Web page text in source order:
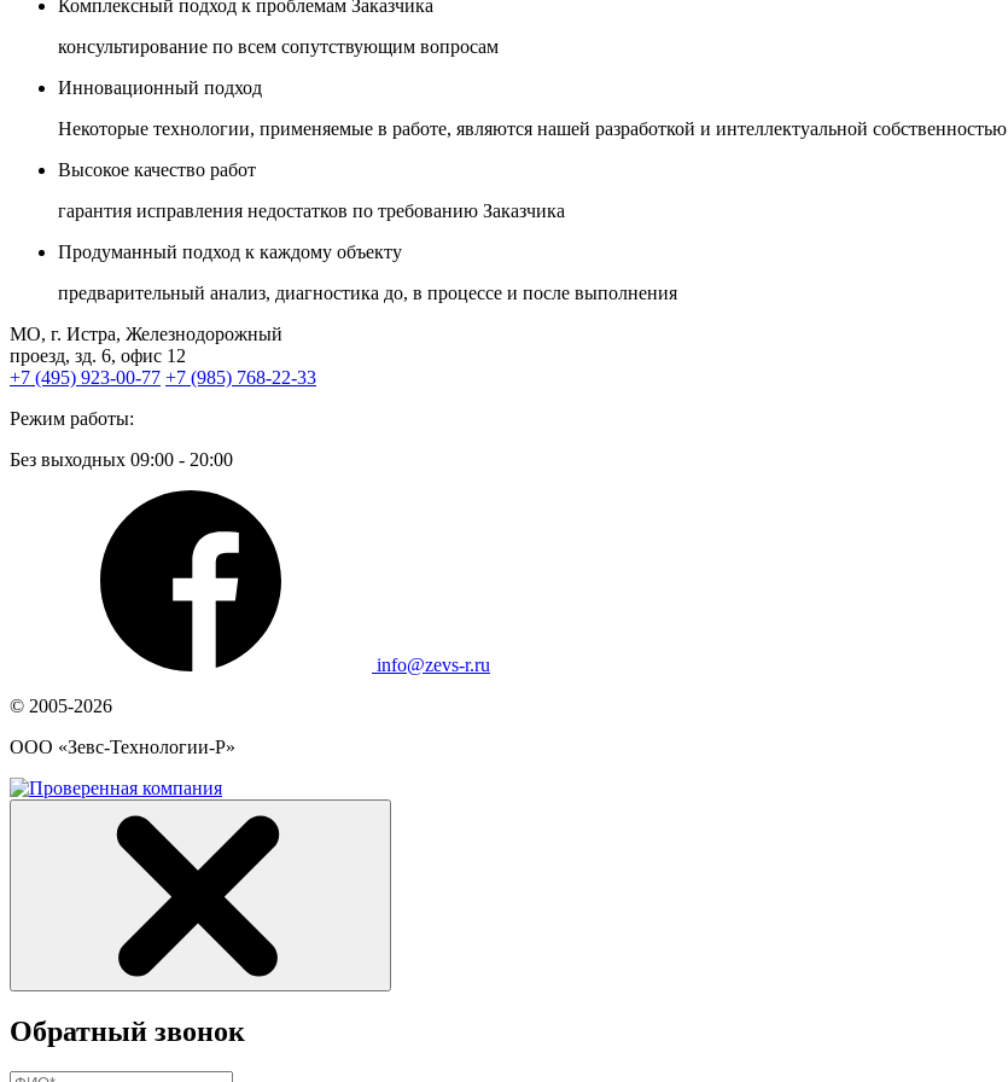
Комплексный подход к проблемам Заказчика
консультирование по всем сопутствующим вопросам
Инновационный подход
Некоторые технологии, применяемые в работе, являются нашей разработкой и интеллектуальной собственностью
Высокое качество работ
гарантия исправления недостатков по требованию Заказчика
Продуманный подход к каждому объекту
предварительный анализ, диагностика до, в процессе и после выполнения
МО, г. Истра, Железнодорожный
проезд, зд. 6, офис 12
+7 (495) 923-00-77 +7 (985) 768-22-33
Режим работы:
Без выходных 09:00 - 20:00
info@zevs-r.ru
© 2005-2026
ООО «Зевс-Технологии-Р»
Обратный звонок